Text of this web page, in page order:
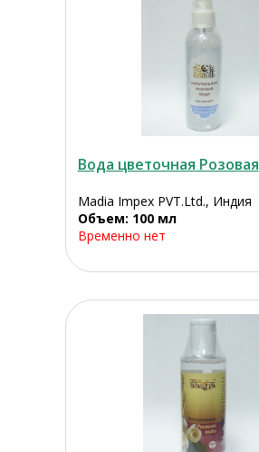
Вода цветочная Розовая
Madia Impex PVT.Ltd., Индия
Объем: 100 мл
Временно нет